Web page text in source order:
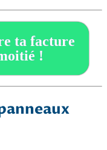
ta facture
!